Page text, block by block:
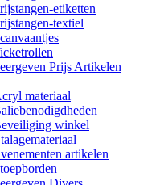
etiketten
textiel
Prijs Artikelen
materiaal
winkel
artikelen